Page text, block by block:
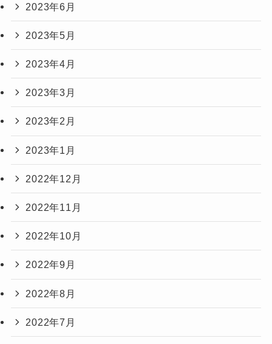
2023年6月
2023年5月
2023年4月
2023年3月
2023年2月
2023年1月
2022年12月
2022年11月
2022年10月
2022年9月
2022年8月
2022年7月